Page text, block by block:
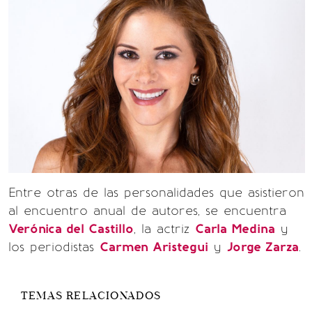
Entre otras de las personalidades que asistieron
al encuentro anual de autores, se encuentra
Verónica del Castillo, la actriz Carla Medina y
los periodistas Carmen Aristegui y Jorge Zarza.
TEMAS RELACIONADOS